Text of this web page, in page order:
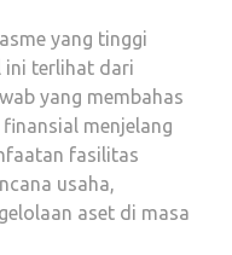
yang tinggi
ini terlihat dari
yang membahas
menjelang
fasilitas
usaha,
aset di masa